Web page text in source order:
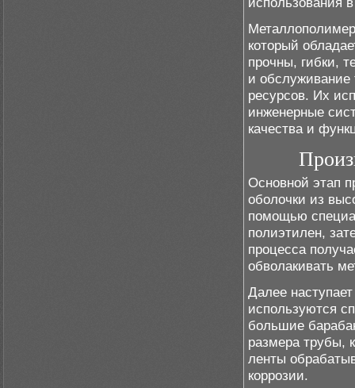
который
прочны, гибки,
и обслуживание
ресурсов. Их
инженерные
качества и
Основной этап
оболочки из
помощью
полиэтилен,
процесса
обволакивать
Далее
используются
большие
размера трубы,
ленты
коррозии.